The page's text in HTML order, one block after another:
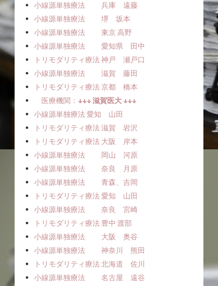
小線源単独療法 兵庫 遠藤
小線源単独療法 堺 坂本
小線源単独療法 東京 高野
小線源単独療法 愛知県 田中
トリモダリティ療法 神戸 瀬戸口
小線源単独療法 滋賀 藤田
トリモダリティ療法 京都 橋本
医療機関： ↓↓↓ 滋賀医大 ↓↓↓
小線源単独療法ㅤㅤ 愛知 山田
トリモダリティ療法 滋賀 岩沢
トリモダリティ療法 大阪 岸本
小線源単独療法 岡山 河原
小線源単独療法 奈良 月原
小線源単独療法 青森、吉岡
トリモダリティ療法 愛知 山田
小線源単独療法 奈良 宮崎
トリモダリティ療法 豊中 渡部
小線源単独療法 大阪 奥谷
小線源単独療法 神奈川 熊田
トリモダリティ療法 北海道 佐川
小線源単独療法 名古屋 遠谷